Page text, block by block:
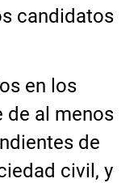
candidatos
en los
de al menos
de
civil, y